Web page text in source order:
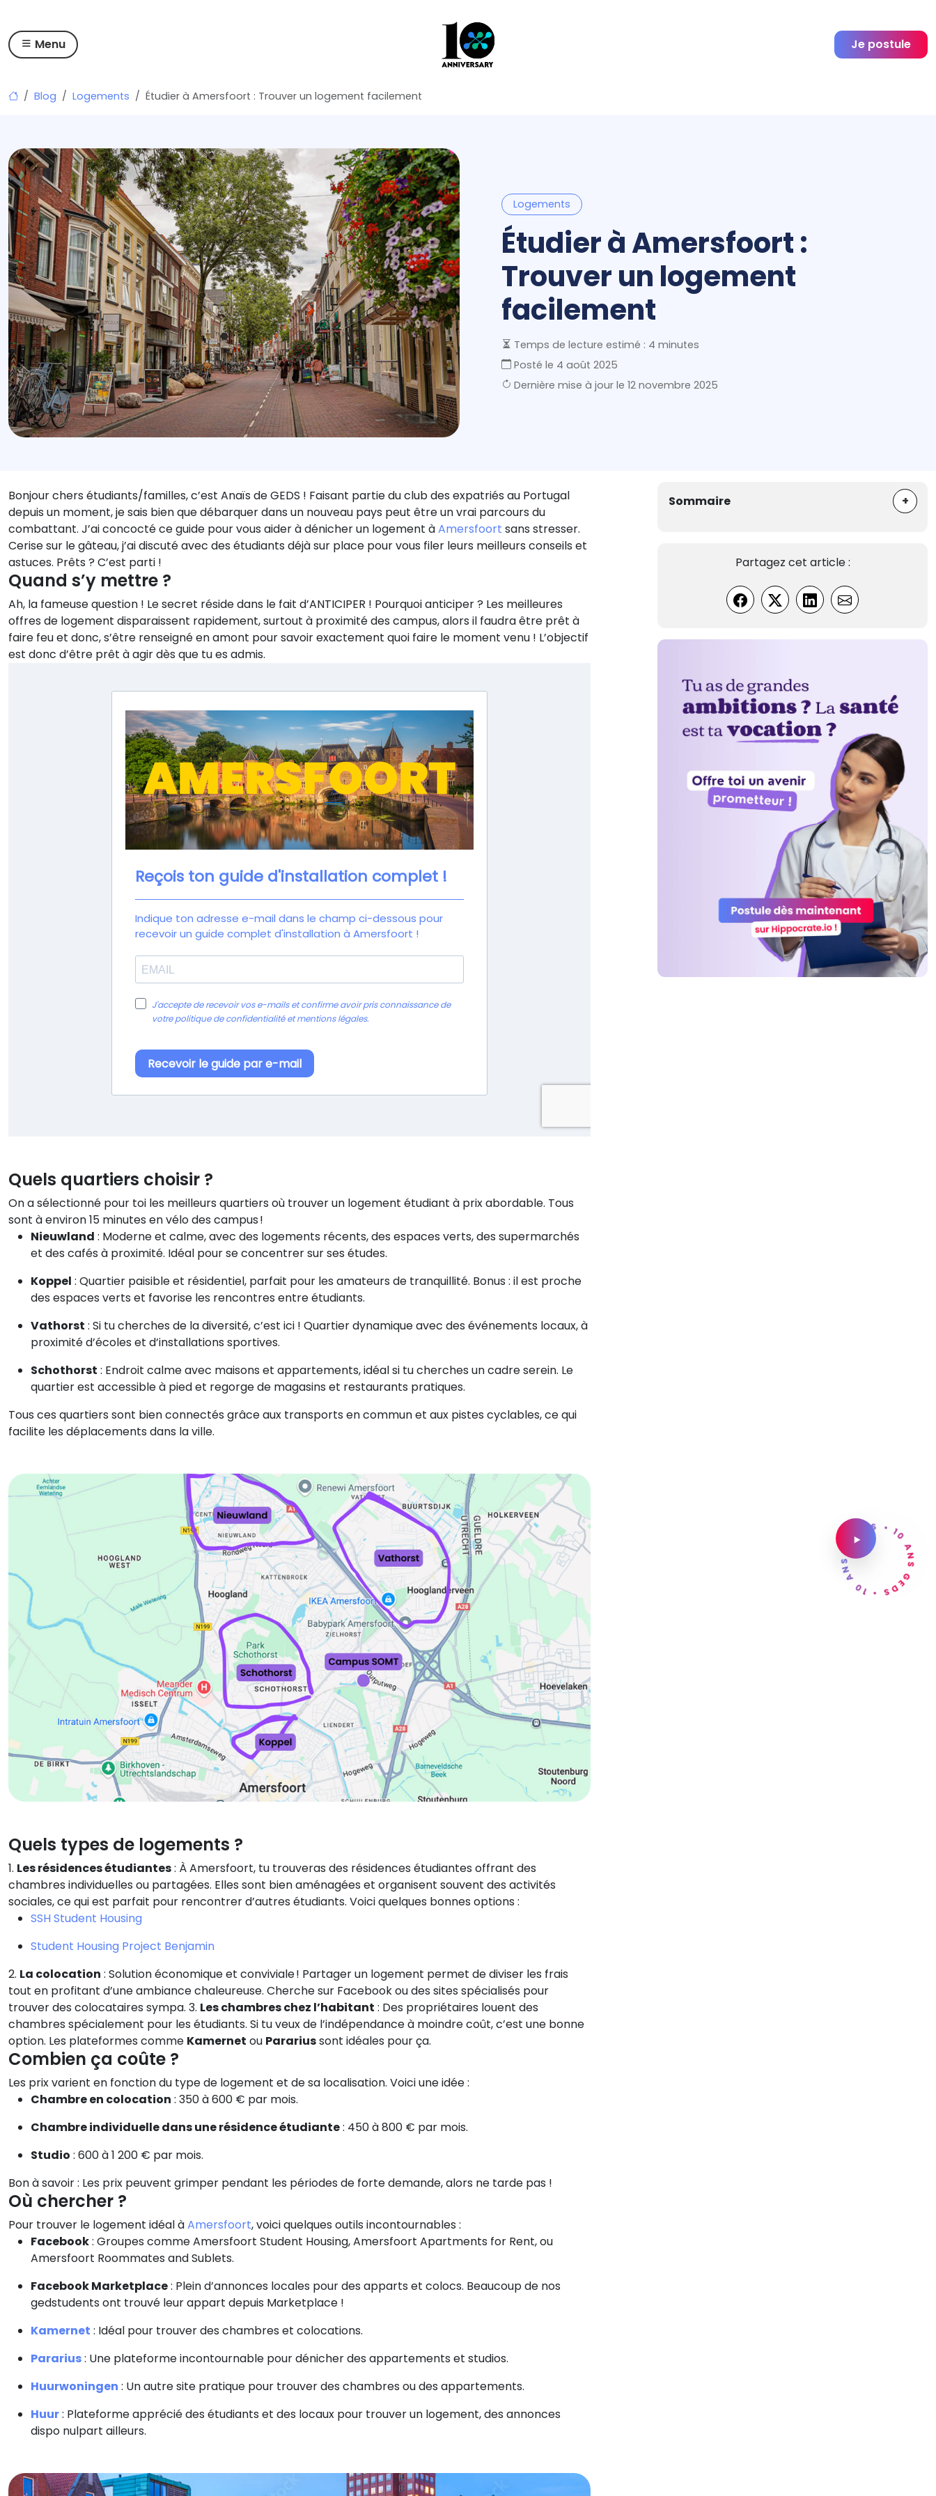
Skip
GEDS • 10 ANS • GEDS • 10 ANS •
Menu Je postule
Blog Logements Étudier à Amersfoort : Trouver un logement facilement
Logements
Étudier à Amersfoort :
Trouver un logement
facilement
Temps de lecture estimé : 4 minutes
Posté le 4 août 2025
Dernière mise à jour le 12 novembre 2025
Bonjour chers étudiants/familles, c’est Anaïs de GEDS ! Faisant partie du club des expatriés au Portugal
depuis un moment, je sais bien que débarquer dans un nouveau pays peut être un vrai parcours du
combattant. J’ai concocté ce guide pour vous aider à dénicher un logement àAmersfoort sans stresser.
Cerise sur le gâteau, j’ai discuté avec des étudiants déjà sur place pour vous filer leurs meilleurs conseils et
astuces. Prêts ? C’est parti !
Quand s’y mettre ?
Ah, la fameuse question ! Le secret réside dans le fait d’ANTICIPER ! Pourquoi anticiper ? Les meilleures
offres de logement disparaissent rapidement, surtout à proximité des campus, alors il faudra être prêt à
faire feu et donc, s’être renseigné en amont pour savoir exactement quoi faire le moment venu ! L’objectif
est donc d’être prêt à agir dès que tu es admis.
Quels quartiers choisir ?
On a sélectionné pour toi les meilleurs quartiers où trouver un logement étudiant à prix abordable. Tous
sont à environ 15 minutes en vélo des campus !
Nieuwland : Moderne et calme, avec des logements récents, des espaces verts, des supermarchés
et des cafés à proximité. Idéal pour se concentrer sur ses études.
Koppel : Quartier paisible et résidentiel, parfait pour les amateurs de tranquillité. Bonus : il est proche
des espaces verts et favorise les rencontres entre étudiants.
Vathorst : Si tu cherches de la diversité, c’est ici ! Quartier dynamique avec des événements locaux, à
proximité d’écoles et d’installations sportives.
Schothorst : Endroit calme avec maisons et appartements, idéal si tu cherches un cadre serein. Le
quartier est accessible à pied et regorge de magasins et restaurants pratiques.
Tous ces quartiers sont bien connectés grâce aux transports en commun et aux pistes cyclables, ce qui
facilite les déplacements dans la ville.
Quels types de logements ?
1. Les résidences étudiantes: À Amersfoort, tu trouveras des résidences étudiantes offrant des
chambres individuelles ou partagées. Elles sont bien aménagées et organisent souvent des activités
sociales, ce qui est parfait pour rencontrer d’autres étudiants. Voici quelques bonnes options :
SSH Student Housing
Student Housing Project Benjamin
2. La colocation : Solution économique et conviviale ! Partager un logement permet de diviser les frais
tout en profitant d’une ambiance chaleureuse. Cherche sur Facebook ou des sites spécialisés pour
trouver des colocataires sympa. 3. Les chambres chez l’habitant : Des propriétaires louent des
chambres spécialement pour les étudiants. Si tu veux de l’indépendance à moindre coût, c’est une bonne
option. Les plateformes comme Kamernet ou Parariussont idéales pour ça.
Combien ça coûte ?
Les prix varient en fonction du type de logement et de sa localisation. Voici une idée :
Chambre en colocation : 350 à 600 € par mois.
Chambre individuelle dans une résidence étudiante: 450 à 800 € par mois.
Studio : 600 à 1 200 € par mois.
Bon à savoir : Les prix peuvent grimper pendant les périodes de forte demande, alors ne tarde pas !
Où chercher ?
Pour trouver le logement idéal àAmersfoort, voici quelques outils incontournables :
Facebook: Groupes comme Amersfoort Student Housing, Amersfoort Apartments for Rent, ou
Amersfoort Roommates and Sublets.
Facebook Marketplace: Plein d’annonces locales pour des apparts et colocs. Beaucoup de nos
gedstudents ont trouvé leur appart depuis Marketplace !
Kamernet : Idéal pour trouver des chambres et colocations.
Pararius: Une plateforme incontournable pour dénicher des appartements et studios.
Huurwoningen : Un autre site pratique pour trouver des chambres ou des appartements.
Huur: Plateforme apprécié des étudiants et des locaux pour trouver un logement, des annonces
dispo nulpart ailleurs.
Sommaire +
Partagez cet article :